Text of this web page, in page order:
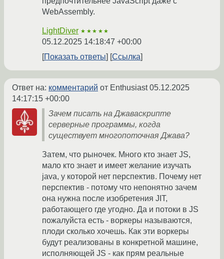
WebAssembly.
LightDiver ★★★★★
05.12.2025 14:18:47 +00:00
Показать ответы
Ссылка
Ответ на: комментарий от Enthusiast05.12.2025
14:17:15 +00:00
Зачем писать на Джаваскрипте
серверные программы, когда
существует многопоточная Джава?
Затем, что рыночек. Много кто знает JS,
мало кто знает и имеет желание изучать
java, у которой нет перспектив. Почему нет
перспектив - потому что непонятно зачем
она нужна после изобретения JIT,
работающего где угодно. Да и потоки в JS
пожалуйста есть - воркеры называются,
плоди сколько хочешь. Как эти воркеры
будут реализованы в конкретной машине,
исполняющей JS - как прям реальные